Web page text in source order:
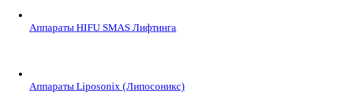
Аппараты HIFU SMAS Лифтинга
Аппараты Liposonix (Липосоникс)